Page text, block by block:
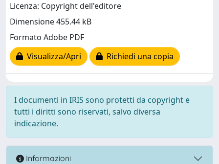
Licenza: Copyright dell'editore
Dimensione 455.44 kB
Formato Adobe PDF
Visualizza/Apri
Richiedi una copia
I documenti in IRIS sono protetti da copyright e
tutti i diritti sono riservati, salvo diversa
indicazione.
Informazioni